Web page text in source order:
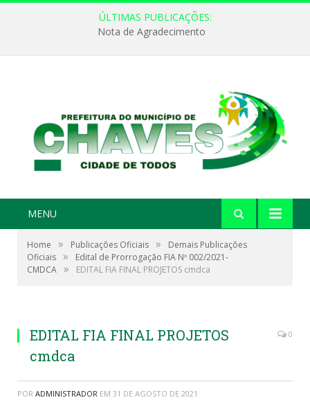
ÚLTIMAS PUBLICAÇÕES:
Nota de Agradecimento
MENU
Home » Publicações Oficiais »
Demais Publicações
Oficiais »
Edital de Prorrogação FIA Nº 002/2021-
CMDCA » EDITAL FIA FINAL PROJETOS cmdca
EDITAL FIA FINAL PROJETOS
cmdca
0
POR ADMINISTRADOR EM 31 DE AGOSTO DE 2021